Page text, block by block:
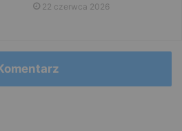
22 czerwca 2026